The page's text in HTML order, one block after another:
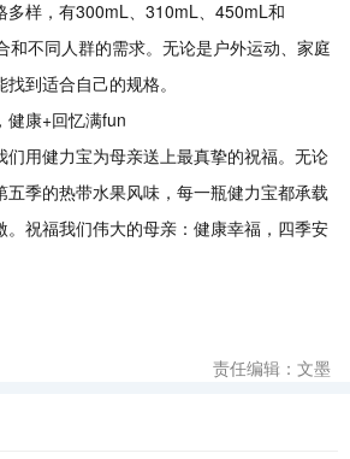
多样，有300mL、310mL、450mL和
和不同人群的需求。无论是户外运动、家庭
到适合自己的规格。
健康+回忆满fun
们用健力宝为母亲送上最真挚的祝福。无论
五季的热带水果风味，每一瓶健力宝都承载
。祝福我们伟大的母亲：健康幸福，四季安
责任编辑：文墨